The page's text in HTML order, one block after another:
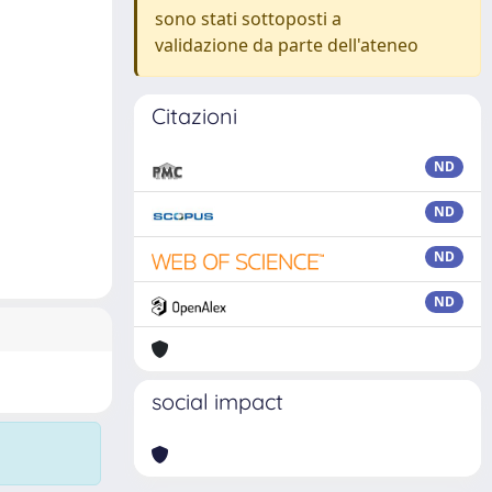
sono stati sottoposti a
validazione da parte dell'ateneo
Citazioni
ND
ND
ND
ND
social impact